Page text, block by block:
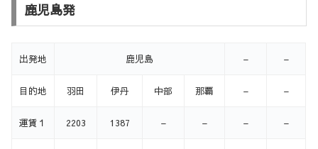
鹿児島発
出発地 鹿児島 – –
目的地 羽田 伊丹 中部 那覇 – –
運賃１ 2203 1387 – – – –